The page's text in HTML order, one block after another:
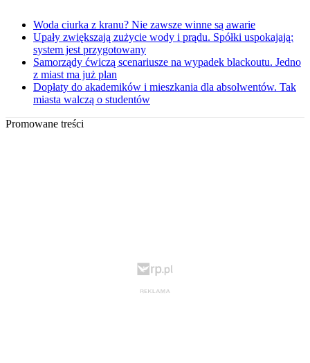
Woda ciurka z kranu? Nie zawsze winne są awarie
Upały zwiększają zużycie wody i prądu. Spółki uspokajają:
system jest przygotowany
Samorządy ćwiczą scenariusze na wypadek blackoutu. Jedno
z miast ma już plan
Dopłaty do akademików i mieszkania dla absolwentów. Tak
miasta walczą o studentów
Promowane treści